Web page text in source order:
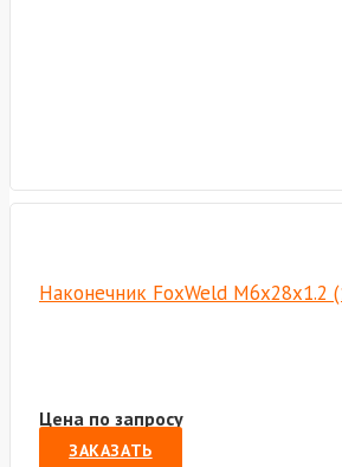
Наконечник FoxWeld
Цена по запросу
ЗАКАЗАТЬ